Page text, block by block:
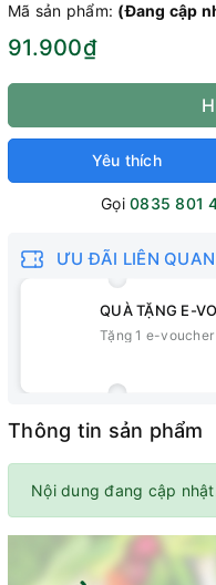
Mã sản phẩm: (Đang cập
91.900₫
Yêu thích
Gọi0835 801
ƯU ĐÃI LIÊN QUAN
QUÀ TẶNG E-
Tặng 1 e-
Thông tin sản phẩm
Nội dung đang cập